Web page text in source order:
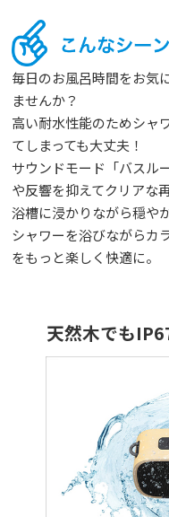
毎日のお風呂時間をお気
ませんか？
高い耐水性能のためシャ
てしまっても大丈夫！
サウンドモード「バスル
や反響を抑えてクリアな
浴槽に浸かりながら穏や
シャワーを浴びながらカ
をもっと楽しく快適に。
天然木でも